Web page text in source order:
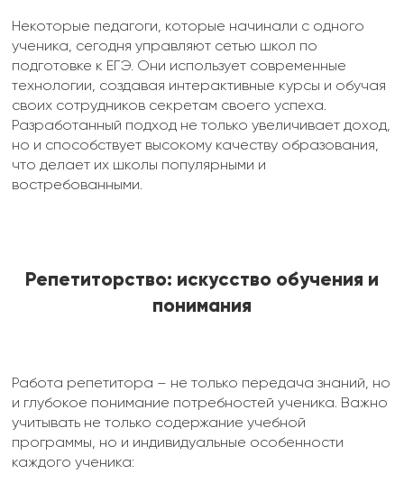
Некоторые педагоги, которые начинали с одного
ученика, сегодня управляют сетью школ по
подготовке к ЕГЭ. Они использует современные
технологии, создавая интерактивные курсы и обучая
своих сотрудников секретам своего успеха.
Разработанный подход не только увеличивает доход,
но и способствует высокому качеству образования,
что делает их школы популярными и
востребованными.
Репетиторство: искусство обучения и
понимания
Работа репетитора – не только передача знаний, но
и глубокое понимание потребностей ученика. Важно
учитывать не только содержание учебной
программы, но и индивидуальные особенности
каждого ученика: